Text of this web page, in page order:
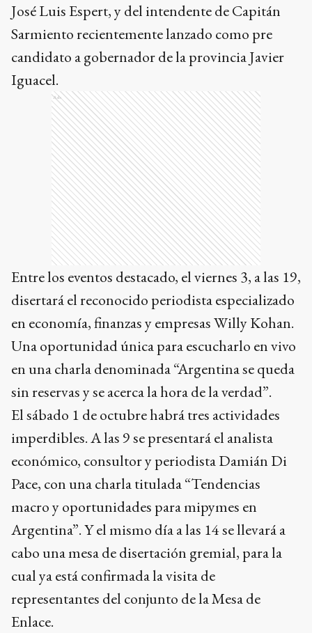
José Luis Espert, y del intendente de Capitán
Sarmiento recientemente lanzado como pre
candidato a gobernador de la provincia Javier
Iguacel.
Ads
Entre los eventos destacado, el viernes 3, a las 19,
disertará el reconocido periodista especializado
en economía, finanzas y empresas Willy Kohan.
Una oportunidad única para escucharlo en vivo
en una charla denominada “Argentina se queda
sin reservas y se acerca la hora de la verdad”.
El sábado 1 de octubre habrá tres actividades
imperdibles. A las 9 se presentará el analista
económico, consultor y periodista Damián Di
Pace, con una charla titulada “Tendencias
macro y oportunidades para mipymes en
Argentina”. Y el mismo día a las 14 se llevará a
cabo una mesa de disertación gremial, para la
cual ya está confirmada la visita de
representantes del conjunto de la Mesa de
Enlace.